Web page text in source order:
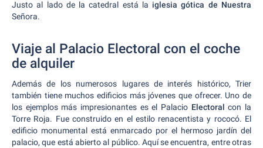
Justo al lado de la catedral está la iglesia gótica de Nuestra
Señora.
Viaje al Palacio Electoral con el coche
de alquiler
Además de los numerosos lugares de interés histórico, Trier
también tiene muchos edificios más jóvenes que ofrecer. Uno de
los ejemplos más impresionantes es el Palacio Electoral con la
Torre Roja. Fue construido en el estilo renacentista y rococó. El
edificio monumental está enmarcado por el hermoso jardín del
palacio, que está abierto al público. Aquí se encuentra, entre otras